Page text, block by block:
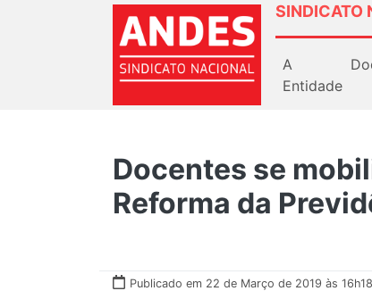
SINDICATO
A
Entidade
Docentes se
Reforma da
Publicado em 22 de Março de 2019 às